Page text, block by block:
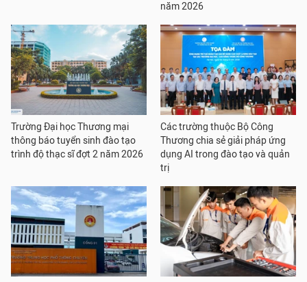
năm 2026
Trường Đại học Thương mại
thông báo tuyển sinh đào tạo
trình độ thạc sĩ đợt 2 năm 2026
Các trường thuộc Bộ Công
Thương chia sẻ giải pháp ứng
dụng AI trong đào tạo và quản
trị